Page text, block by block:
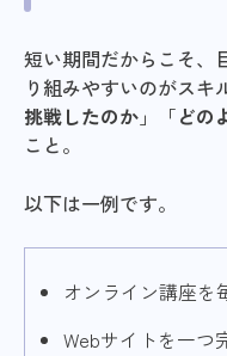
短い期間だからこそ、
り組みやすいのがスキ
挑戦したのか 」「どの
こと。
以下は一例です。
オンライン講座を
Webサイトを一つ